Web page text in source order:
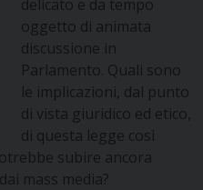
delicato e da tempo
oggetto di animata
discussione in
Parlamento. Quali sono
le implicazioni, dal punto
di vista giuridico ed etico,
di questa legge così
subire ancora
mass media?